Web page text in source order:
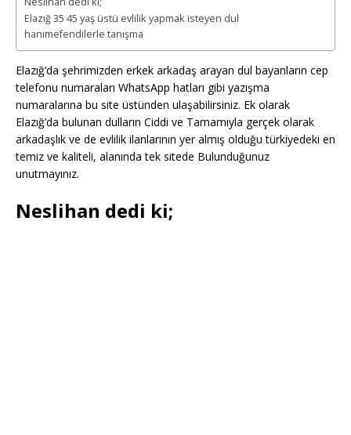
Elazığ 35 45 yaş üstü evlilik yapmak isteyen dul
hanımefendilerle tanışma
Elazığ’da şehrimizden erkek arkadaş arayan dul bayanların cep
telefonu numaraları WhatsApp hatları gibi yazışma
numaralarına bu site üstünden ulaşabilirsiniz. Ek olarak
Elazığ’da bulunan dulların Ciddi ve Tamamıyla gerçek olarak
arkadaşlık ve de evlilik ilanlarının yer almış olduğu türkiyedeki en
temiz ve kaliteli, alanında tek sitede Bulunduğunuz
unutmayınız.
Neslihan dedi ki;